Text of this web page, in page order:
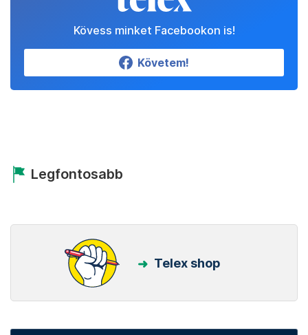
Kövess minket Facebookon is!
Követem!
Legfontosabb
Telex shop